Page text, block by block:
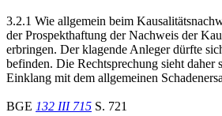
3.2.1 Wie allgemein beim
der Prospekthaftung der Nachweis der
erbringen. Der klagende Anleger dürfte
befinden. Die Rechtsprechung sieht daher
Einklang mit dem allgemeinen
BGE 132 III 715 S. 721